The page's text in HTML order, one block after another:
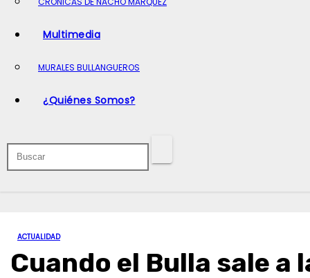
Multimedia
MURALES BULLANGUEROS
¿Quiénes Somos?
ACTUALIDAD
Cuando el Bulla sale a